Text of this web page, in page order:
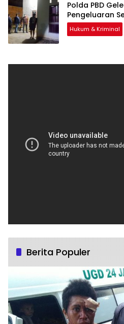
Polda PBD
Pengeluaran
Hukum & Kriminal
Berita Populer